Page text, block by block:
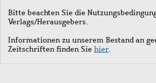
Bitte beachten Sie die
Verlags/Herausgebers.
Informationen zu unserem Bestand an
Zeitschriften finden Sie hier.